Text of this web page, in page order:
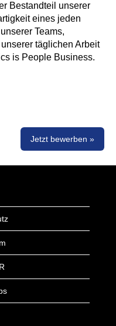
Bestandteil unserer
eines jeden
Teams,
täglichen Arbeit
is People Business.
Jetzt bewerben »